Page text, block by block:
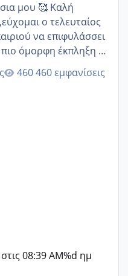
μου 🥰 Καλή
ο τελευταίος
να επιφυλάσσει
όμορφη έκπληξη 🧿
@Παρασκευαιδου
@Christi.D.
460 εμφανίσεις
08:39 AM%d ημ